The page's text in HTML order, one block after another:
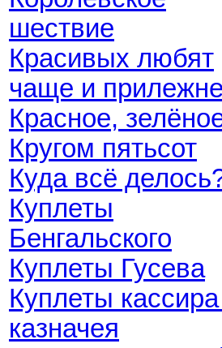
шествие
Красивых любят
чаще и
Красное,
Кругом пятьсот
Куда всё
Куплеты
Бенгальского
Куплеты Гусева
Куплеты
казначея